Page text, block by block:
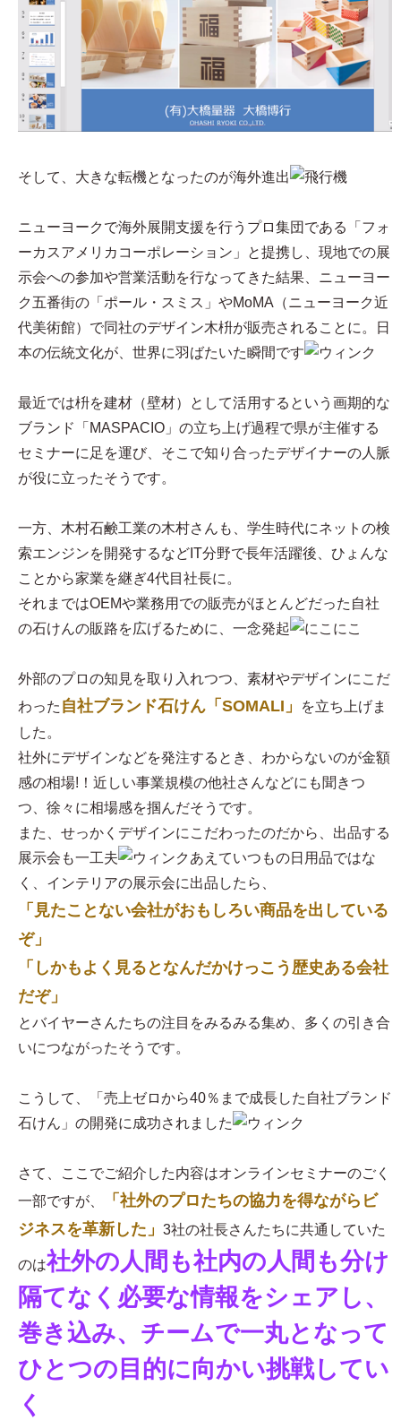
そして、大きな転機となったのが海外進出
ニューヨークで海外展開支援を行うプロ集団である「フォ
ーカスアメリカコーポレーション」と提携し、現地での展
示会への参加や営業活動を行なってきた結果、ニューヨー
ク五番街の「ポール・スミス」やMoMA（ニューヨーク近
代美術館）で同社のデザイン木枡が販売されることに。日
本の伝統文化が、世界に羽ばたいた瞬間です
最近では枡を建材（壁材）として活用するという画期的な
ブランド「MASPACIO」の立ち上げ過程で県が主催する
セミナーに足を運び、そこで知り合ったデザイナーの人脈
が役に立ったそうです。
一方、木村石鹸工業の木村さんも、学生時代にネットの検
索エンジンを開発するなどIT分野で長年活躍後、ひょんな
ことから家業を継ぎ4代目社長に。
それまではOEMや業務用での販売がほとんどだった自社
の石けんの販路を広げるために、一念発起
外部のプロの知見を取り入れつつ、素材やデザインにこだ
わった 自社ブランド石けん「SOMALI」
を立ち上げま
した。
社外にデザインなどを発注するとき、わからないのが金額
感の相場!！近しい事業規模の他社さんなどにも聞きつ
つ、徐々に相場感を掴んだそうです。
また、せっかくデザインにこだわったのだから、出品する
展示会も一工夫
あえていつもの日用品ではな
く、インテリアの展示会に出品したら、
「見たことない会社がおもしろい商品を出している
ぞ」
「しかもよく見るとなんだかけっこう歴史ある会社
だぞ」
とバイヤーさんたちの注目をみるみる集め、多くの引き合
いにつながったそうです。
こうして、「売上ゼロから40％まで成長した自社ブランド
石けん」の開発に成功されました
さて、ここでご紹介した内容はオンラインセミナーのごく
一部ですが、
「社外のプロたちの協力を得ながらビ
ジネスを革新した」 3社の社長さんたちに共通していた
のは社外の人間も社内の人間も分け
隔てなく必要な情報をシェアし、
巻き込み、チームで一丸となって
ひとつの目的に向かい挑戦してい
く